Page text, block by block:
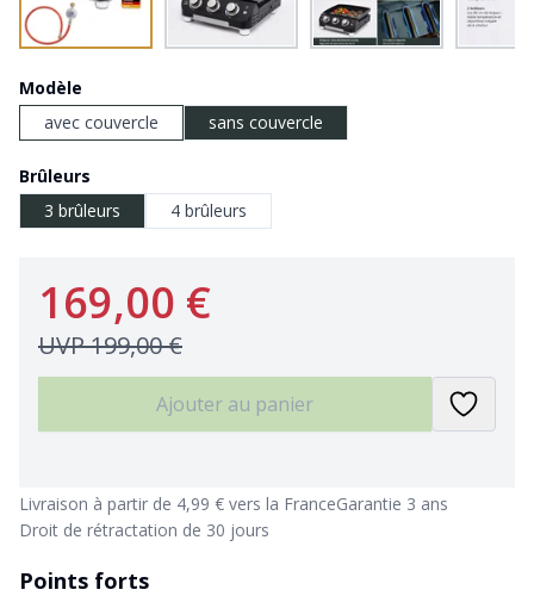
Modèle
avec couvercle
sans couvercle
Brûleurs
3 brûleurs
4 brûleurs
169,00 €
UVP199,00 €
Ajouter au panier
Livraison à partir de 4,99 € vers la FranceGarantie 3 ans
Droit de rétractation de 30 jours
Points forts